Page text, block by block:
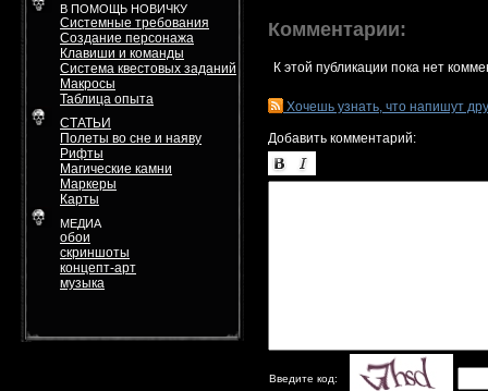
В ПОМОЩЬ НОВИЧКУ
Системные требования
Создание персонажа
Клавиши и команды
Система квестовых заданий
Макросы
Таблица опыта
СТАТЬИ
Полеты во сне и наяву
Рифты
Магические камни
Маркеры
Карты
МЕДИА
обои
скриншоты
концепт-арт
музыка
Комментарии:
К этой публикации пока нет
Хочешь узнать, что напишут
Добавить комментарий:
Введите код: